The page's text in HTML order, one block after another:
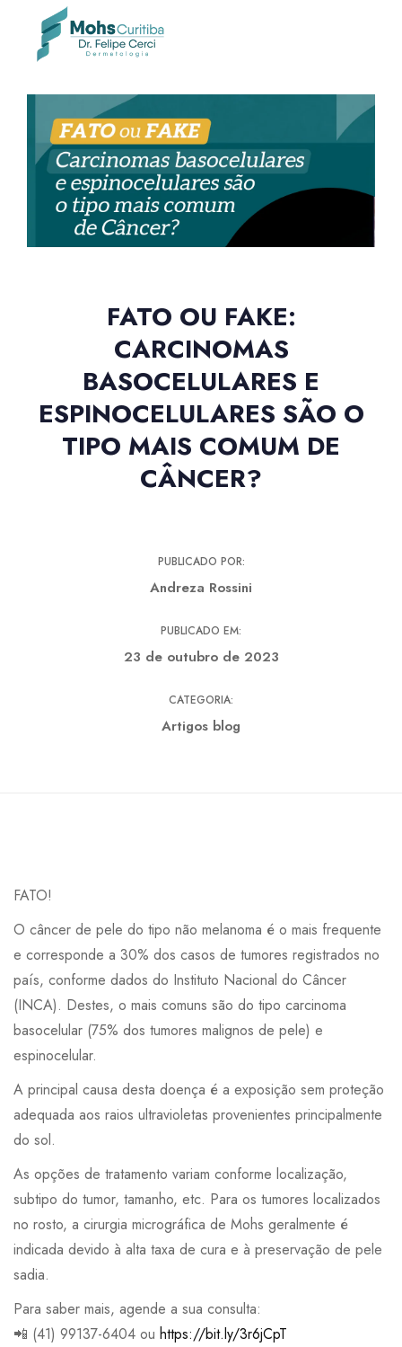
FATO OU FAKE:
CARCINOMAS
BASOCELULARES E
ESPINOCELULARES SÃO O
TIPO MAIS COMUM DE
CÂNCER?
PUBLICADO POR:
Andreza Rossini
PUBLICADO EM:
23 de outubro de 2023
CATEGORIA:
Artigos blog
FATO!
O câncer de pele do tipo não melanoma é o mais frequente
e corresponde a 30% dos casos de tumores registrados no
país, conforme dados do Instituto Nacional do Câncer
(INCA). Destes, o mais comuns são do tipo carcinoma
basocelular (75% dos tumores malignos de pele) e
espinocelular.
A principal causa desta doença é a exposição sem proteção
adequada aos raios ultravioletas provenientes principalmente
do sol.
As opções de tratamento variam conforme localização,
subtipo do tumor, tamanho, etc. Para os tumores localizados
no rosto, a cirurgia micrográfica de Mohs geralmente é
indicada devido à alta taxa de cura e à preservação de pele
sadia.
Para saber mais, agende a sua consulta:
📲 (41) 99137-6404 ou https://bit.ly/3r6jCpT